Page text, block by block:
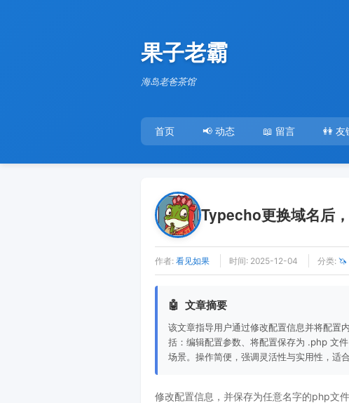
果子老霸
海岛老爸茶馆
首页
📢 动态 📖 留言 👭 友
Typecho更换域名后
作者: 看见如果 时间: 2025-12-04 分类: 🦄
🤖 文章摘要
该文章指导用户通过修改配置信息并将配置
括：编辑配置参数、将配置保存为 .php 文
场景。操作简便，强调灵活性与实用性，适
修改配置信息，并保存为任意名字的php文